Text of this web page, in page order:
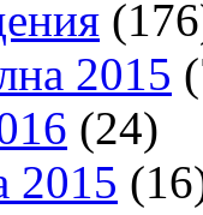
2015
(24)
2015